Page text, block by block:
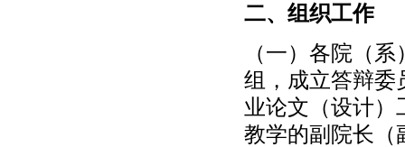
二、组织工作
（一）各院（
组，成立答辩委
业论文（设计）
教学的副院长（